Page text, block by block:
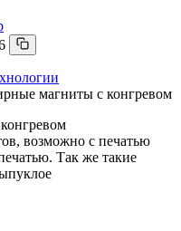
магниты с конгревом
возможно с печатью
Так же такие